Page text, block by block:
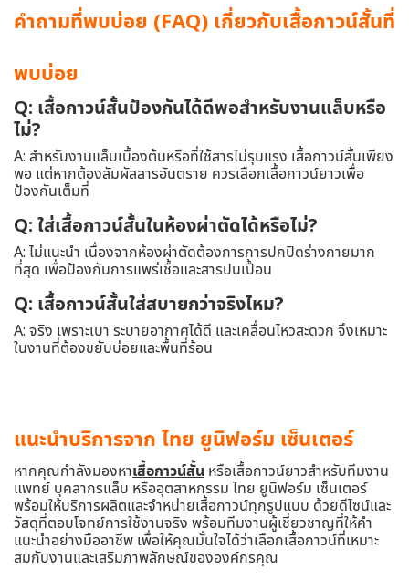
คำถามที่พบบ่อย (FAQ) เกี่ยวกับเสื้อกาวน์สั้นที่
พบบ่อย
Q: เสื้อกาวน์สั้นป้องกันได้ดีพอสำหรับงานแล็บหรือ
ไม่?
A: สำหรับงานแล็บเบื้องต้นหรือที่ใช้สารไม่รุนแรง เสื้อกาวน์สั้นเพียง
พอ แต่หากต้องสัมผัสสารอันตราย ควรเลือกเสื้อกาวน์ยาวเพื่อ
ป้องกันเต็มที่
Q: ใส่เสื้อกาวน์สั้นในห้องผ่าตัดได้หรือไม่?
A: ไม่แนะนำ เนื่องจากห้องผ่าตัดต้องการการปกปิดร่างกายมาก
ที่สุด เพื่อป้องกันการแพร่เชื้อและสารปนเปื้อน
Q: เสื้อกาวน์สั้นใส่สบายกว่าจริงไหม?
A: จริง เพราะเบา ระบายอากาศได้ดี และเคลื่อนไหวสะดวก จึงเหมาะ
ในงานที่ต้องขยับบ่อยและพื้นที่ร้อน
แนะนำบริการจาก ไทย ยูนิฟอร์ม เซ็นเตอร์
หากคุณกำลังมองหาเสื้อกาวน์สั้น หรือเสื้อกาวน์ยาวสำหรับทีมงาน
แพทย์ บุคลากรแล็บ หรืออุตสาหกรรม ไทย ยูนิฟอร์ม เซ็นเตอร์
พร้อมให้บริการผลิตและจำหน่ายเสื้อกาวน์ทุกรูปแบบ ด้วยดีไซน์และ
วัสดุที่ตอบโจทย์การใช้งานจริง พร้อมทีมงานผู้เชี่ยวชาญที่ให้คำ
แนะนำอย่างมืออาชีพ เพื่อให้คุณมั่นใจได้ว่าเลือกเสื้อกาวน์ที่เหมาะ
สมกับงานและเสริมภาพลักษณ์ขององค์กรคุณ